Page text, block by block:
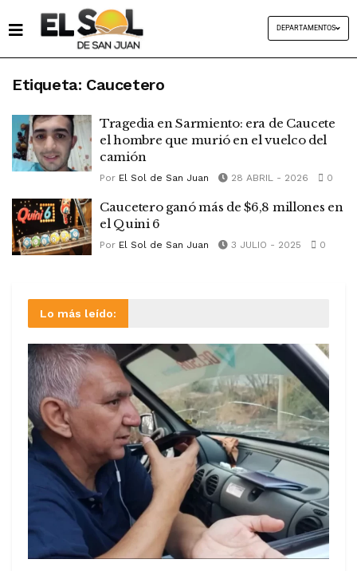
DEPARTAMENTOS
Etiqueta: Caucetero
Tragedia en Sarmiento: era de Caucete
el hombre que murió en el vuelco del
camión
Por El Sol de San Juan 28 ABRIL - 2026 0
Caucetero ganó más de $6,8 millones en
el Quini 6
Por El Sol de San Juan 3 JULIO - 2025 0
Lo más leído: